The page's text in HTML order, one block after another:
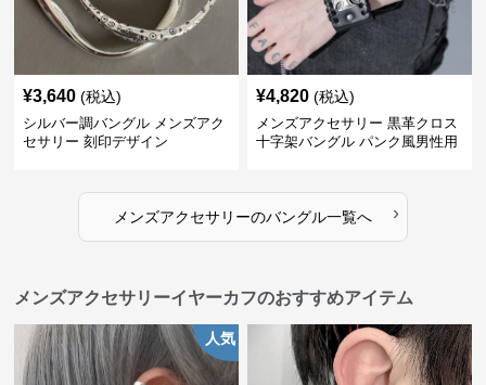
¥3,640 (税込)
シルバー調バングル メンズアク
セサリー 刻印デザイン
¥4,820 (税込)
メンズアクセサリー 黒革クロス
十字架バングル パンク風男性用
メンズアクセサリーのバングル一覧へ ›
メンズアクセサリーイヤーカフのおすすめアイテム
人気